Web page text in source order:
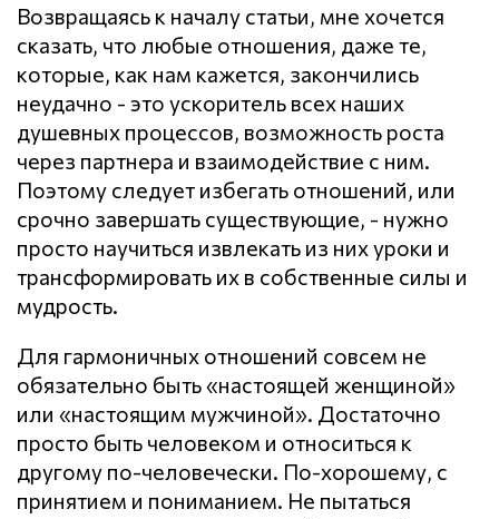
Возвращаясь к началу статьи, мне хочется
сказать, что любые отношения, даже те,
которые, как нам кажется, закончились
неудачно - это ускоритель всех наших
душевных процессов, возможность роста
через партнера и взаимодействие с ним.
Поэтому следует избегать отношений, или
срочно завершать существующие, - нужно
просто научиться извлекать из них уроки и
трансформировать их в собственные силы и
мудрость.
Для гармоничных отношений совсем не
обязательно быть «настоящей женщиной»
или «настоящим мужчиной». Достаточно
просто быть человеком и относиться к
другому по-человечески. По-хорошему, с
принятием и пониманием. Не пытаться